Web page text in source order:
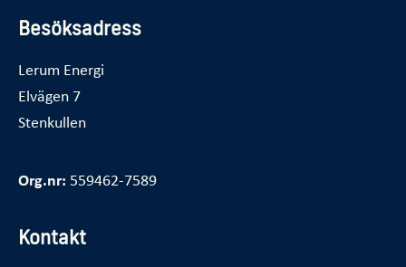
Besöksadress
Lerum Energi
Elvägen 7
Stenkullen
Org.nr: 559462-7589
Kontakt